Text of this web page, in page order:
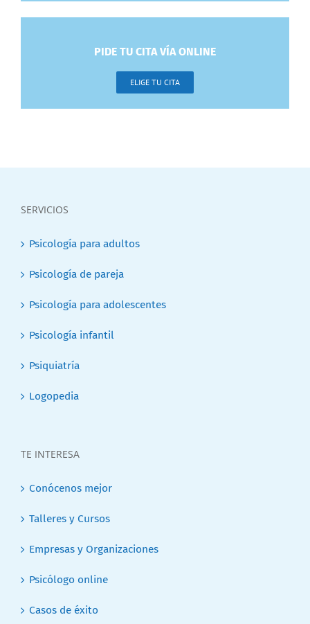
PIDE TU CITA VÍA ONLINE
ELIGE TU CITA
SERVICIOS
Psicología para adultos
Psicología de pareja
Psicología para adolescentes
Psicología infantil
Psiquiatría
Logopedia
TE INTERESA
Conócenos mejor
Talleres y Cursos
Empresas y Organizaciones
Psicólogo online
Casos de éxito